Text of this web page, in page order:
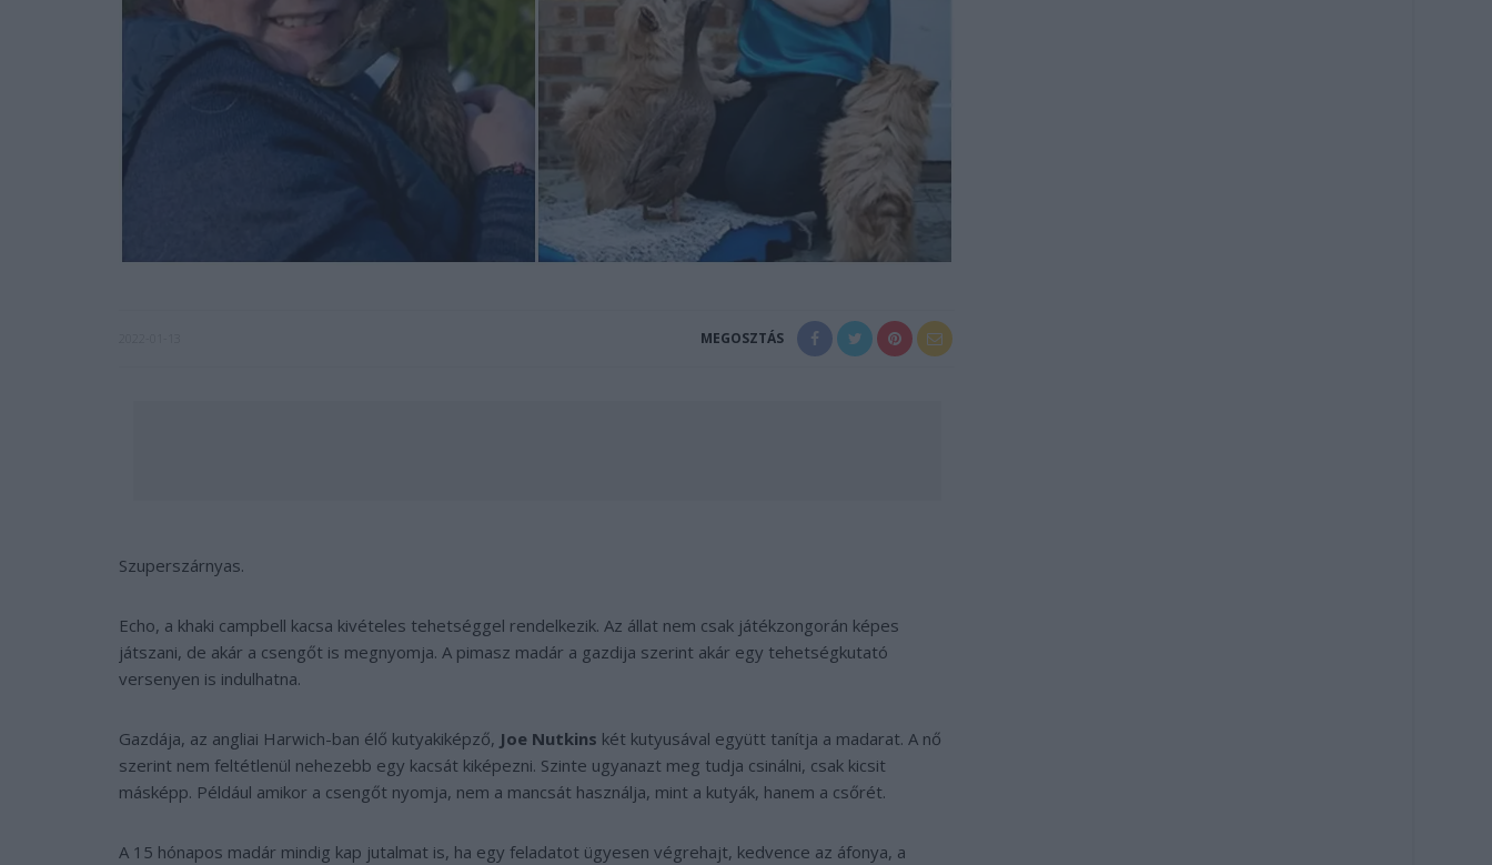
MEGOSZTÁS
Szuperszárnyas.
Echo, a khaki campbell kacsa kivételes tehetséggel rendelkezik. Az állat nem csak játékzongorán képes
játszani, de akár a csengőt is megnyomja. A pimasz madár a gazdija szerint akár egy tehetségkutató
versenyen is indulhatna.
Gazdája, az angliai Harwich-ban élő kutyakiképző, Joe Nutkins két kutyusával együtt tanítja a madarat. A nő
szerint nem feltétlenül nehezebb egy kacsát kiképezni. Szinte ugyanazt meg tudja csinálni, csak kicsit
másképp. Például amikor a csengőt nyomja, nem a mancsát használja, mint a kutyák, hanem a csőrét.
A 15 hónapos madár mindig kap jutalmat is, ha egy feladatot ügyesen végrehajt, kedvence az áfonya, a